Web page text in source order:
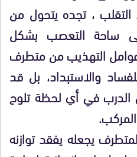
، تجده يتحول من
ساحة التعصب بشكل
التهذيب من متطرف
والاستبداد، بل قد
الدرب في أي لحظة تلوح
يجعله يفقد توازنه